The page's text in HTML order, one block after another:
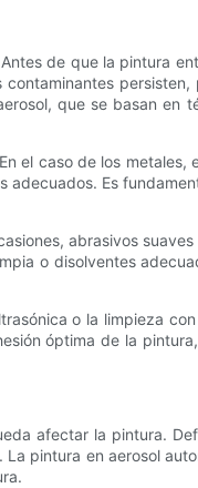
de que la pintura
que se basan en
el caso de los
Es
abrasivos
o disolventes
o la limpieza
óptima de la
afectar la pintura.
pintura en aerosol